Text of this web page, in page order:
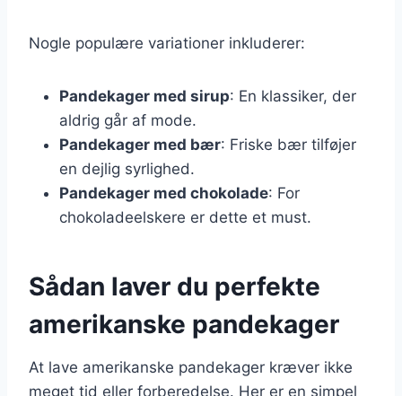
Nogle populære variationer inkluderer:
Pandekager med sirup: En klassiker, der
aldrig går af mode.
Pandekager med bær: Friske bær tilføjer
en dejlig syrlighed.
Pandekager med chokolade: For
chokoladeelskere er dette et must.
Sådan laver du perfekte
amerikanske pandekager
At lave amerikanske pandekager kræver ikke
meget tid eller forberedelse. Her er en simpel